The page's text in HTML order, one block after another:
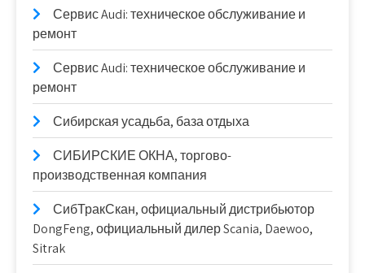
Сервис Audi: техническое обслуживание и
ремонт
Сервис Audi: техническое обслуживание и
ремонт
Сибирская усадьба, база отдыха
СИБИРСКИЕ ОКНА, торгово-
производственная компания
СибТракСкан, официальный дистрибьютор
DongFeng, официальный дилер Scania, Daewoo,
Sitrak